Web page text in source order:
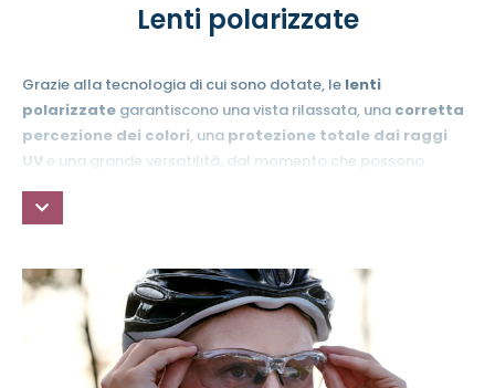
Lenti polarizzate
Grazie alla tecnologia di cui sono dotate, le lenti
polarizzate garantiscono una vista rilassata, una corretta
percezione dei colori, una protezione totale dai raggi
UV e una grande versatilità, dal momento che possono
essere montate su qualsiasi montatura.
Lelenti polarizzate
chitrascorre molte ore all’aria aperta
, in mezzo all’acqua
o alla neve.